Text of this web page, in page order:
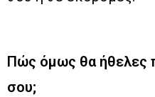
Πώς όμως θα ήθελες
σου;